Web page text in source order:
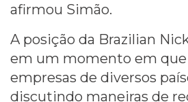
afirmou Simão.
A posição da Brazilian
em um momento em que
empresas de diversos
discutindo maneiras de